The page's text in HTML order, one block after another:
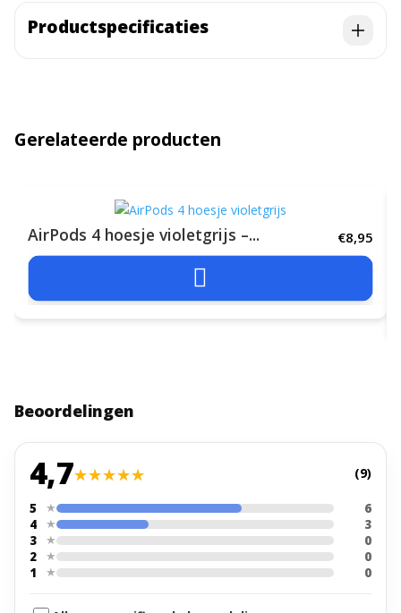
Productspecificaties
Gerelateerde producten
AirPods 4 hoesje violetgrijs –... €8,95

Beoordelingen
4,7★★★★★
★★★★★ (9)
5 ★
6
4
★
3
3
★
0
2
★
0
1
★ 0